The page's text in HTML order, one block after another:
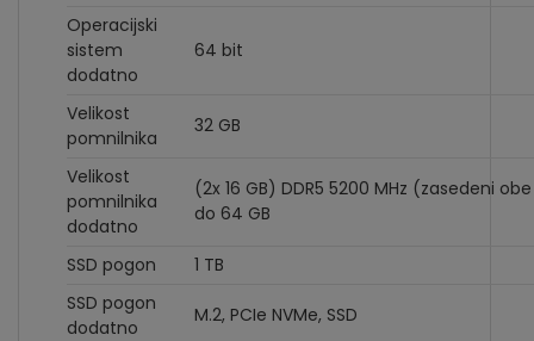
Operacijski
sistem
dodatno
64 bit
Velikost
pomnilnika
32 GB
Velikost
pomnilnika
dodatno
(2x 16 GB) DDR5 5200 MHz (zasedeni
do 64 GB
SSD pogon
1 TB
SSD pogon
dodatno
M.2, PCIe NVMe, SSD